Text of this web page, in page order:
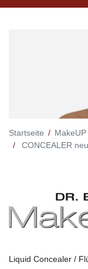
Startseite MakeUP
CONCEALER
Liquid Concealer /